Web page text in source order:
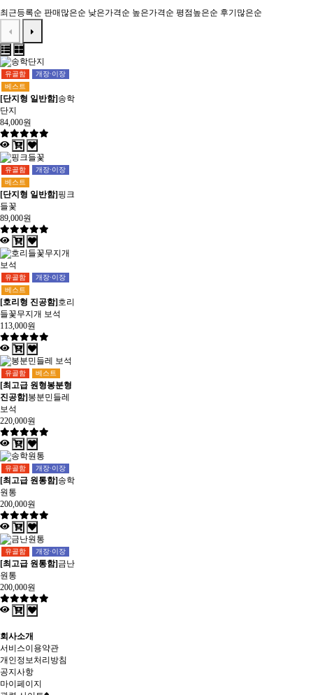
최근등록순 판매많은순 낮은가격순 높은가격순 평점높은순 후기많은순
유골함
개장·이장
베스트
[단지형 일반함] 송학
단지
84,000원
유골함
개장·이장
베스트
[단지형 일반함] 핑크
들꽃
89,000원
유골함
개장·이장
베스트
[호리형 진공함] 호리
들꽃무지개 보석
113,000원
유골함 베스트
[최고급 원형봉분형
진공함] 봉분민들레
보석
220,000원
유골함 개장·이장
[최고급 원통함] 송학
원통
200,000원
유골함 개장·이장
[최고급 원통함] 금난
원통
200,000원
회사소개
서비스이용약관
개인정보처리방침
공지사항
마이페이지